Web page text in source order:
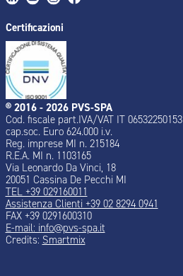
Certificazioni
® 2016 - 2026 PVS-SPA
Cod. fiscale part.IVA/VAT IT 06532250153
cap.soc. Euro 624.000 i.v.
Reg. imprese MI n. 215184
R.E.A. MI n. 1103165
Via Leonardo Da Vinci, 18
20051 Cassina De Pecchi MI
TEL +39 029160011
Assistenza Clienti +39 02 8294 0941
FAX +39 0291600310
E-mail: info@pvs-spa.it
Credits: Smartmix